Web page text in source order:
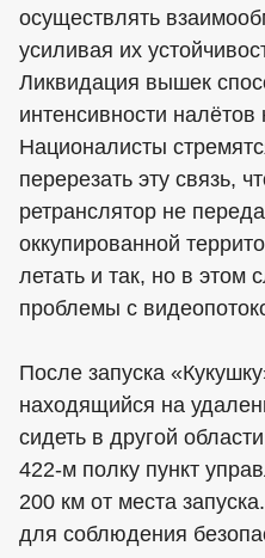
осуществлять
усиливая их
Ликвидация вышек
интенсивности
Националисты
перерезать эту связь,
ретранслятор не
оккупированной
летать и так, но в этом
проблемы с
После запуска
находящийся на
сидеть в другой
422-м полку пункт
200 км от места
для соблюдения